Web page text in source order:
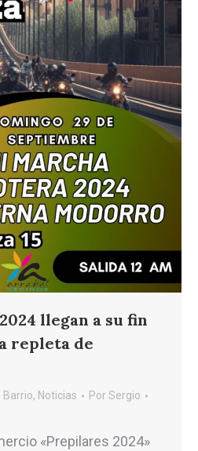
llegan a su fin
repleta de
Barrio, Noticias PorSergio
«Prepilares 2024»